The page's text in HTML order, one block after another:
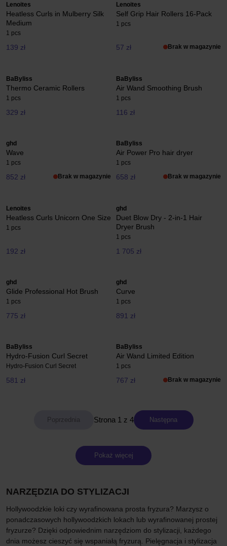
Lenoites
Heatless Curls in Mulberry Silk
Medium
1 pcs
139 zł
Lenoites
Self Grip Hair Rollers 16-Pack
1 pcs
57 zł Brak w magazynie
BaByliss
Thermo Ceramic Rollers
1 pcs
329 zł
BaByliss
Air Wand Smoothing Brush
1 pcs
116 zł
ghd
Wave
1 pcs
852 zł Brak w magazynie
BaByliss
Air Power Pro hair dryer
1 pcs
658 zł Brak w magazynie
Lenoites
Heatless Curls Unicorn One Size
1 pcs
192 zł
ghd
Duet Blow Dry - 2-in-1 Hair
Dryer Brush
1 pcs
1 705 zł
ghd
Glide Professional Hot Brush
1 pcs
775 zł
ghd
Curve
1 pcs
891 zł
BaByliss
Hydro-Fusion Curl Secret
Hydro-Fusion Curl Secret
581 zł
BaByliss
Air Wand Limited Edition
1 pcs
767 zł Brak w magazynie
Strona 1 z 4 Następna
Pokaż więcej
NARZĘDZIA DO STYLIZACJI
Hollywoodzkie loki czy wyrafinowana prosta fryzura? Marzysz o
ponadczasowych hollywoodzkich lokach lub wyrafinowanej prostej
fryzurze? Dzięki odpowiednim narzędziom do stylizacji, każdego
dnia możesz cieszyć się wspaniałą fryzurą. Pielęgnacja i stylizacja